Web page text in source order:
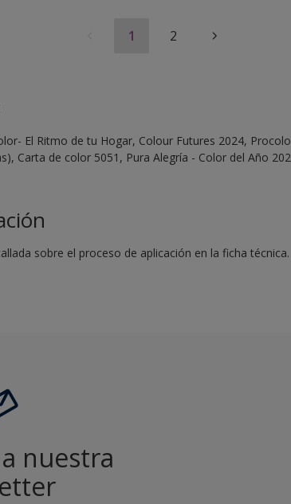
1 2
El Ritmo de tu Hogar, Colour Futures 2024,
Carta de color 5051, Pura Alegría - Color del Año
sobre el proceso de aplicación en la ficha técnica.
nuestra